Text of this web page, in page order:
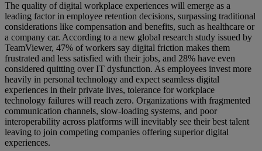
The quality of digital workplace experiences will emerge as a
leading factor in employee retention decisions, surpassing traditional
considerations like compensation and benefits, such as healthcare or
a company car. According to a new global research study issued by
TeamViewer, 47% of workers say digital friction makes them
frustrated and less satisfied with their jobs, and 28% have even
considered quitting over IT dysfunction. As employees invest more
heavily in personal technology and expect seamless digital
experiences in their private lives, tolerance for workplace
technology failures will reach zero. Organizations with fragmented
communication channels, slow-loading systems, and poor
interoperability across platforms will inevitably see their best talent
leaving to join competing companies offering superior digital
experiences.